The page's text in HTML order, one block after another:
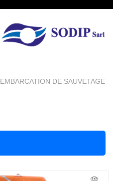
EMBARCATION DE SAUVETAGE